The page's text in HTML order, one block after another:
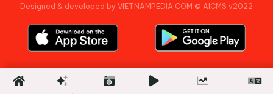
Designed & developed by VIETNAMPEDIA.COM © AICMS v2022